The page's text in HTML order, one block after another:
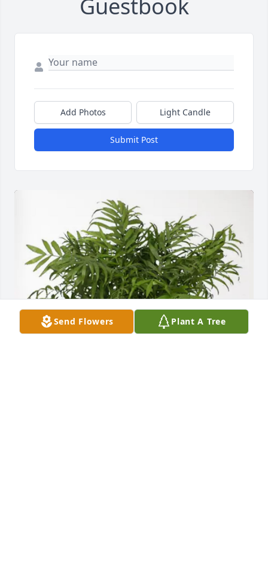
Guestbook
Add Photos Light Candle
Submit Post
Send Flowers Plant A Tree